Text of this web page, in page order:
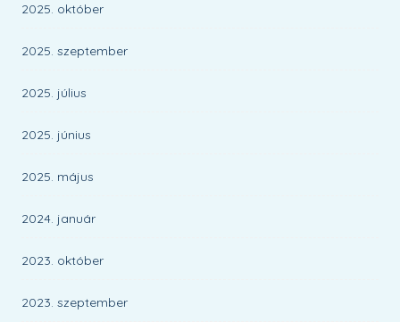
2025. október
2025. szeptember
2025. július
2025. június
2025. május
2024. január
2023. október
2023. szeptember